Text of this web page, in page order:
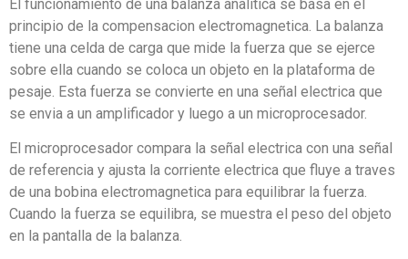
El funcionamiento de una balanza analitica se basa en el
principio de la compensacion electromagnetica. La balanza
tiene una celda de carga que mide la fuerza que se ejerce
sobre ella cuando se coloca un objeto en la plataforma de
pesaje. Esta fuerza se convierte en una señal electrica que
se envia a un amplificador y luego a un microprocesador.
El microprocesador compara la señal electrica con una señal
de referencia y ajusta la corriente electrica que fluye a traves
de una bobina electromagnetica para equilibrar la fuerza.
Cuando la fuerza se equilibra, se muestra el peso del objeto
en la pantalla de la balanza.